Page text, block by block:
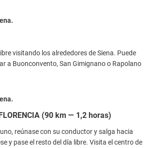
visitando los alrededores de Siena. Puede
a Buonconvento, San Gimignano o Rapolano
(90 km — 1,2 horas)
reúnase con su conductor y salga hacia
y pase el resto del día libre. Visita el centro de